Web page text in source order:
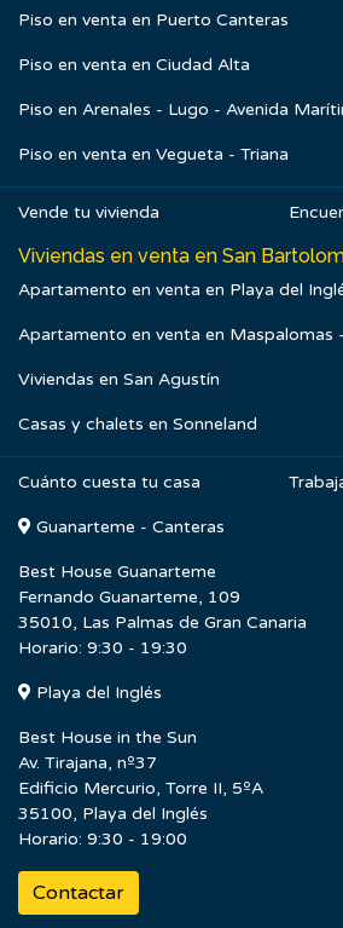
Piso en venta en Puerto Canteras
Piso en venta en Ciudad Alta
Piso en Arenales - Lugo - Avenida
Piso en venta en Vegueta - Triana
Vende tu vivienda
Viviendas en venta en San
Apartamento en venta en Playa del
Apartamento en venta en Maspalomas
Viviendas en San Agustín
Casas y chalets en Sonneland
Cuánto cuesta tu casa
Guanarteme - Canteras
Best House Guanarteme
Fernando Guanarteme, 109
35010, Las Palmas de Gran Canaria
Horario: 9:30 - 19:30
Playa del Inglés
Best House in the Sun
Av. Tirajana, nº37
Edificio Mercurio, Torre II, 5ºA
35100, Playa del Inglés
Horario: 9:30 - 19:00
Contactar